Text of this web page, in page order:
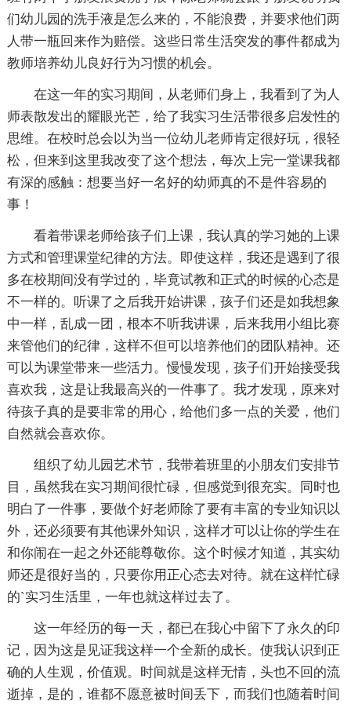
们幼儿园的洗手液是怎么来的，不能浪费，并要求他们两
人带一瓶回来作为赔偿。这些日常生活突发的事件都成为
教师培养幼儿良好行为习惯的机会。
在这一年的实习期间，从老师们身上，我看到了为人
师表散发出的耀眼光芒，给了我实习生活带很多启发性的
思维。在校时总会以为当一位幼儿老师肯定很好玩，很轻
松，但来到这里我改变了这个想法，每次上完一堂课我都
有深的感触：想要当好一名好的幼师真的不是件容易的
事！
看着带课老师给孩子们上课，我认真的学习她的上课
方式和管理课堂纪律的方法。即使这样，我还是遇到了很
多在校期间没有学过的，毕竟试教和正式的时候的心态是
不一样的。听课了之后我开始讲课，孩子们还是如我想象
中一样，乱成一团，根本不听我讲课，后来我用小组比赛
来管他们的纪律，这样不但可以培养他们的团队精神。还
可以为课堂带来一些活力。慢慢发现，孩子们开始接受我
喜欢我，这是让我最高兴的一件事了。我才发现，原来对
待孩子真的是要非常的用心，给他们多一点的关爱，他们
自然就会喜欢你。
组织了幼儿园艺术节，我带着班里的小朋友们安排节
目，虽然我在实习期间很忙碌，但感觉到很充实。同时也
明白了一件事，要做个好老师除了要有丰富的专业知识以
外，还必须要有其他课外知识，这样才可以让你的学生在
和你闹在一起之外还能尊敬你。这个时候才知道，其实幼
师还是很好当的，只要你用正心态去对待。就在这样忙碌
的`实习生活里，一年也就这样过去了。
这一年经历的每一天，都已在我心中留下了永久的印
记，因为这是见证我这样一个全新的成长。使我认识到正
确的人生观，价值观。时间就是这样无情，头也不回的流
逝掉，是的，谁都不愿意被时间丢下，而我们也随着时间